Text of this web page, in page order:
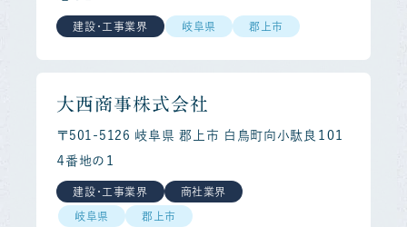
建設・工事業界 岐阜県 郡上市
大西商事株式会社
〒501-5126 岐阜県 郡上市 白鳥町向小駄良１０１
４番地の１
建設・工事業界 商社業界
岐阜県 郡上市